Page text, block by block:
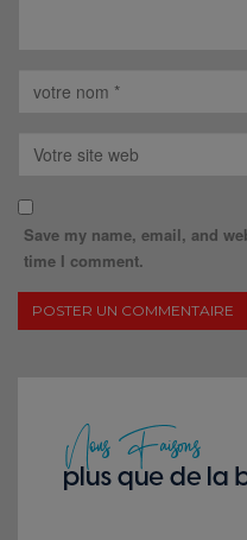
Save my name, email, and
time I comment.